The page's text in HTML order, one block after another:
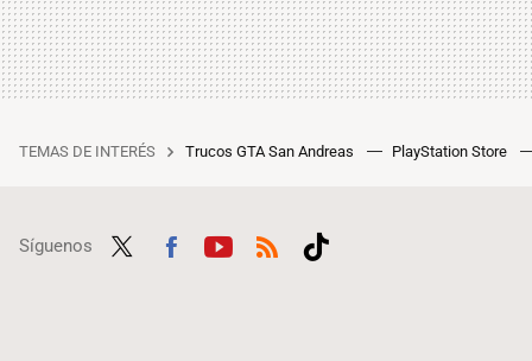
TEMAS DE INTERÉS Trucos GTA San Andreas PlayStation Store
Síguenos